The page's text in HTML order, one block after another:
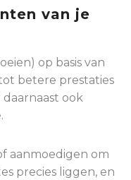
van je
op basis van
betere prestaties
ook
aanmoedigen om
precies liggen, en